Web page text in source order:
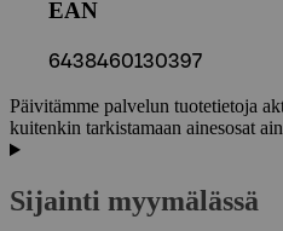
EAN
6438460130397
Päivitämme palvelun tuotetietoja
kuitenkin tarkistamaan ainesosat
Sijainti myymälässä